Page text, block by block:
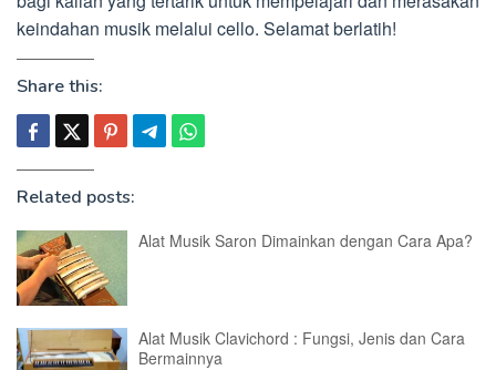
keindahan musik melalui cello. Selamat berlatih!
Share this:
Related posts:
Alat Musik Saron Dimainkan dengan Cara Apa?
Alat Musik Clavichord : Fungsi, Jenis dan Cara
Bermainnya